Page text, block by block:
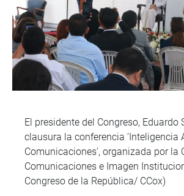
El presidente del Congreso, Eduardo
clausura la conferencia ‘Inteligencia
Comunicaciones’, organizada por la
Comunicaciones e Imagen
Congreso de la República/ CCox)